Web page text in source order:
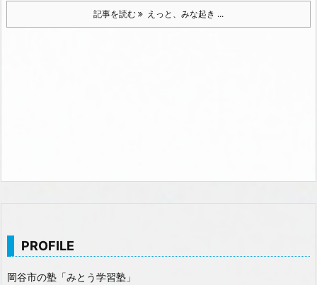
記事を読む えっと、みな起き ...
PROFILE
岡谷市の塾「みとう学習塾」